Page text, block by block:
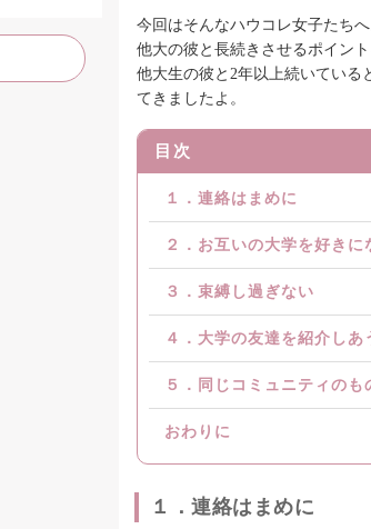
今回はそんなハウコレ女子たちへ
他大の彼と長続きさせるポイント
他大生の彼と2年以上続いている
てきましたよ。
目次
１．連絡はまめに
２．お互いの大学を好きに
３．束縛し過ぎない
４．大学の友達を紹介しあ
５．同じコミュニティのも
おわりに
１．連絡はまめに